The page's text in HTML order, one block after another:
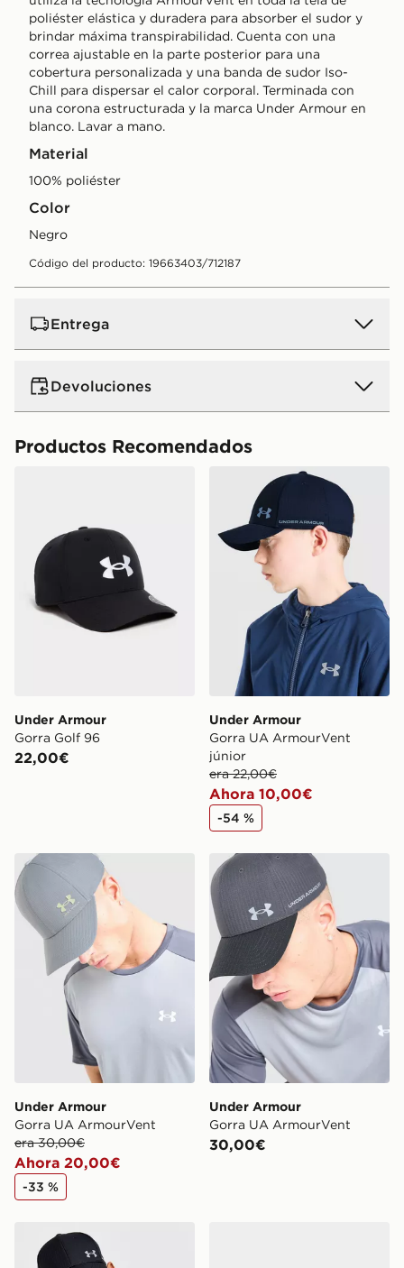
poliéster elástica y duradera para absorber el sudor y
brindar máxima transpirabilidad. Cuenta con una
correa ajustable en la parte posterior para una
cobertura personalizada y una banda de sudor Iso-
Chill para dispersar el calor corporal. Terminada con
una corona estructurada y la marca Under Armour en
blanco. Lavar a mano.
Material
100% poliéster
Color
negro
Código del producto: 19663403/712187
Entrega
Devoluciones
Productos Recomendados
Under Armour
Gorra Golf 96
22,00€
Under Armour Gorra UA
Under Armour
Gorra UA ArmourVent
júnior
era 22,00€
Ahora 10,00€
-54 %
Under Armour Gorra UA ArmourVent
Under Armour
Gorra UA ArmourVent
era 30,00€
Ahora 20,00€
-33 %
Under Armour Gorra UA
Under Armour
Gorra UA ArmourVent
30,00€
Under Armour Gorra UA ArmourVent